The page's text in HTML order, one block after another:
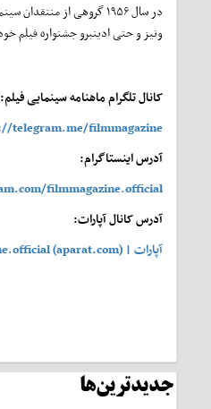
در سال ۱۹۵۶ گروهی از
ونیز و حتی ادینبرو جشنواره فیلم
کانال تلگرام ماهنامه سینمایی فیلم:
telegram.me/filmmagazine
آدرس اینستاگرام:
filmmagazine.official
آدرس کانال آپارات:
آپارات | FilmMagazine.official (aparat.com)
جدیدترین‌ها